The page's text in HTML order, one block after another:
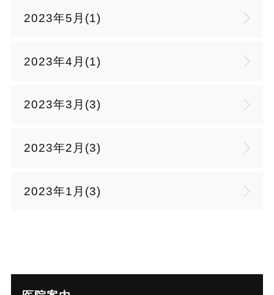
2023年5月(1)
2023年4月(1)
2023年3月(3)
2023年2月(3)
2023年1月(3)